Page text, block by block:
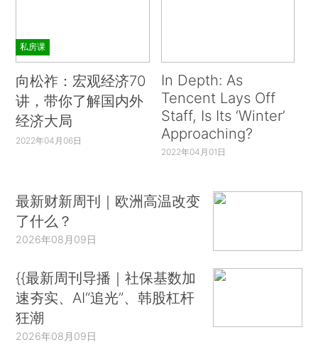
私房课
向松祚：宏观经济70
讲，带你了解国内外
经济大局
2022年04月06日
In Depth: As
Tencent Lays Off
Staff, Is Its ‘Winter’
Approaching?
2022年04月01日
最新财新周刊｜欧洲高温改变
了什么？
2026年08月09日
{{最新周刊导播｜社保基数加
速夯实、AI“追光”、韩股杠杆
狂潮
2026年08月09日